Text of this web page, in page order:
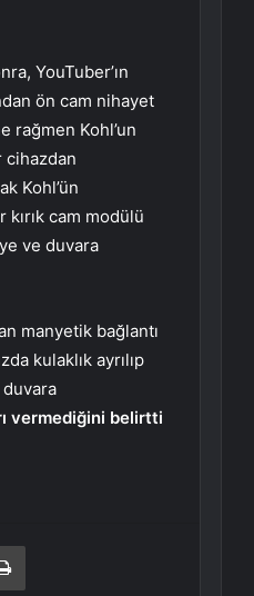
YouTuber’ın
ön cam nihayet
rağmen Kohl’un
cihazdan
Kohl’ün
cam modülü
ve duvara
manyetik bağlantı
kulaklık ayrılıp
duvara
vermediğini belirtti
Yazdır